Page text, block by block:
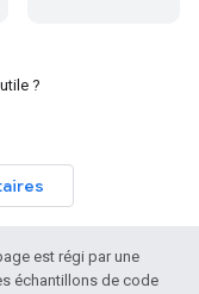
?
est régi par une
échantillons de code